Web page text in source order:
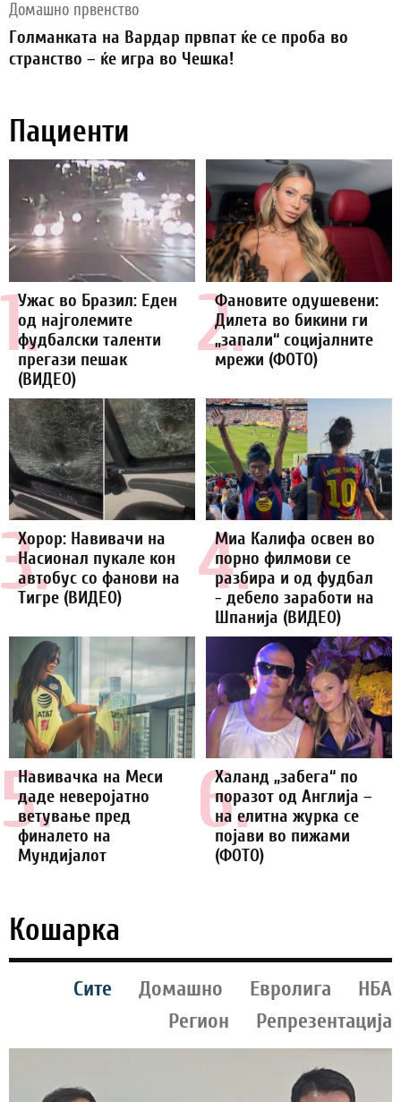
Домашно првенство
Голманката на Вардар првпат ќе се проба во
странство – ќе игра во Чешка!
Пациенти
1.
Ужас во Бразил: Еден
од најголемите
фудбалски таленти
прегази пешак
(ВИДЕО)
2.
Фановите одушевени:
Дилета во бикини ги
„запали“ социјалните
мрежи (ФОТО)
3.
Хорор: Навивачи на
Насионал пукале кон
автобус со фанови на
Тигре (ВИДЕО)
4.
Миа Калифа освен во
порно филмови се
разбира и од фудбал
- дебело заработи на
Шпанија (ВИДЕО)
5.
Навивачка на Меси
даде неверојатно
ветување пред
финалето на
Мундијалот
6.
Халанд „забега“ по
поразот од Англија –
на елитна журка се
појави во пижами
(ФОТО)
Кошарка
Сите Домашно Евролига
НБА
Регион
Репрезентација